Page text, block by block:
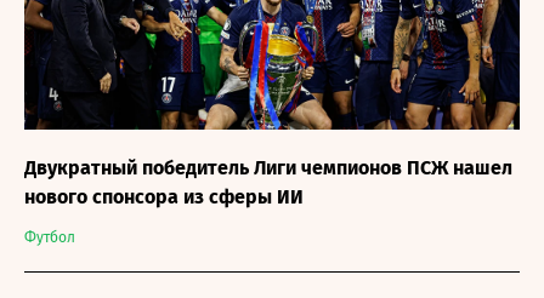
Футбол
Двукратный победитель Лиги чемпионов ПСЖ нашел
нового спонсора из сферы ИИ